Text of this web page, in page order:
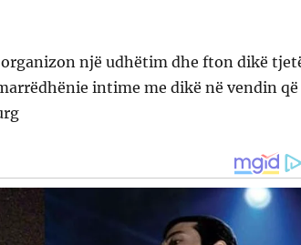
një udhëtim dhe fton dikë
intime me dikë në vendin që